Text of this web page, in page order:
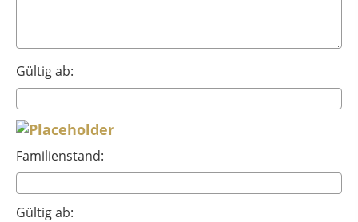
Gültig ab:
Familienstand:
Gültig ab: